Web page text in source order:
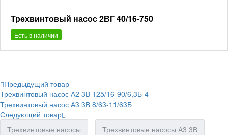
Трехвинтовый насос 2ВГ 40/16-750
Есть в наличии
Предыдущий товар
Трехвинтовый насос А2 3В 125/16-90/6,3Б-4
Трехвинтовый насос А3 3В 8/63-11/63Б
Следующий товар
Трехвинтовые насосы
Трехвинтовые насосы А3 3В